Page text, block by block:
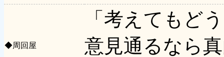
◆周回屋
「考えてもど
意見通るなら